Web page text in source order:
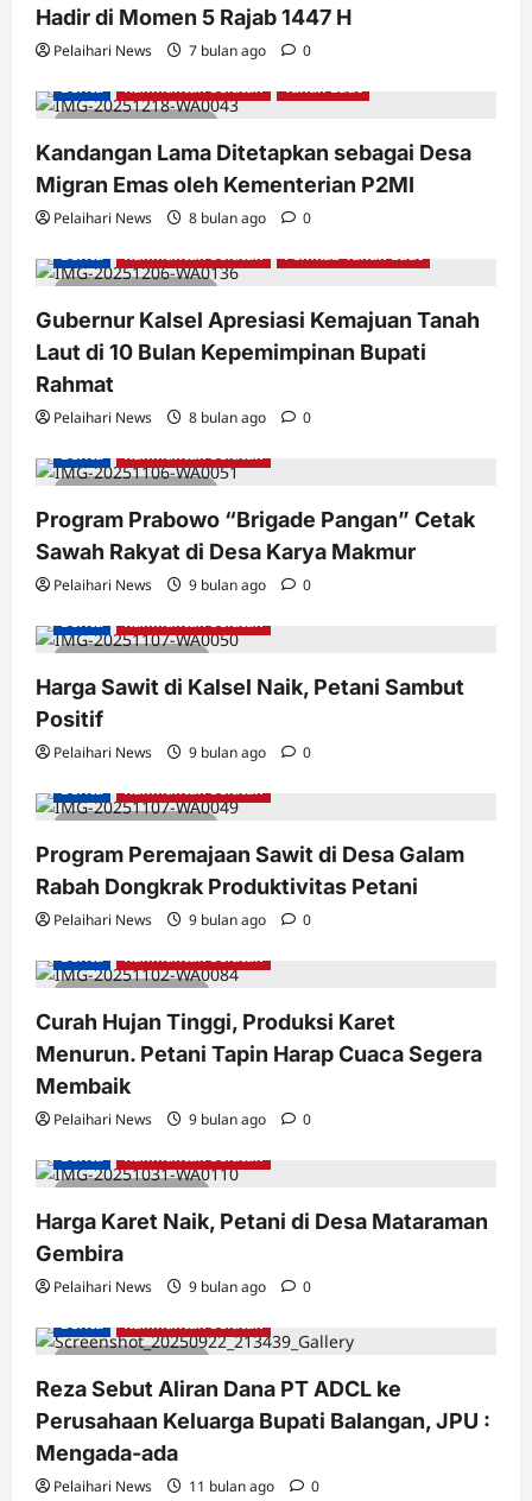
Hadir di Momen 5 Rajab 1447 H
Pelaihari News 7 bulan ago 0
3 minutes read
Berita Kalimantan Selatan Tanah Laut
Kandangan Lama Ditetapkan sebagai Desa
Migran Emas oleh Kementerian P2MI
Pelaihari News 8 bulan ago 0
2 minutes read
Berita Kalimantan Selatan Pemkab Tanah Laut
Gubernur Kalsel Apresiasi Kemajuan Tanah
Laut di 10 Bulan Kepemimpinan Bupati
Rahmat
Pelaihari News 8 bulan ago 0
2 minutes read
Berita Kalimantan Selatan
Program Prabowo “Brigade Pangan” Cetak
Sawah Rakyat di Desa Karya Makmur
Pelaihari News 9 bulan ago 0
1 minute read
Berita Kalimantan Selatan
Harga Sawit di Kalsel Naik, Petani Sambut
Positif
Pelaihari News 9 bulan ago 0
2 minutes read
Berita Kalimantan Selatan
Program Peremajaan Sawit di Desa Galam
Rabah Dongkrak Produktivitas Petani
Pelaihari News 9 bulan ago 0
1 minute read
Berita Kalimantan Selatan
Curah Hujan Tinggi, Produksi Karet
Menurun. Petani Tapin Harap Cuaca Segera
Membaik
Pelaihari News 9 bulan ago 0
1 minute read
Berita Kalimantan Selatan
Harga Karet Naik, Petani di Desa Mataraman
Gembira
Pelaihari News 9 bulan ago 0
1 minute read
Berita Kalimantan Selatan
Reza Sebut Aliran Dana PT ADCL ke
Perusahaan Keluarga Bupati Balangan, JPU :
Mengada-ada
Pelaihari News 11 bulan ago 0